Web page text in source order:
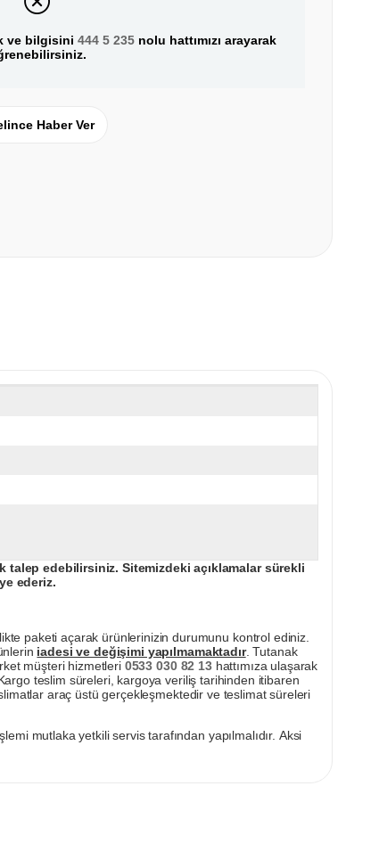
ve bilgisini 444 5 235nolu hattımızı arayarak
Haber Ver
talep edebilirsiniz. Sitemizdeki açıklamalar sürekli
ederiz.
paketi açarak ürünlerinizin durumunu kontrol ediniz.
iadesi ve değişimi yapılmamaktadır. Tutanak
müşteri hizmetleri 0533 030 82 13hattımıza ulaşarak
teslim süreleri, kargoya veriliş tarihinden itibaren
araç üstü gerçekleşmektedir ve teslimat süreleri
mutlaka yetkili servis tarafından yapılmalıdır. Aksi